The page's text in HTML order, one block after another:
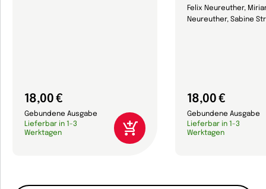
18,00 €
Gebundene Ausgabe
Lieferbar in 1-3
Werktagen
Felix Neureuther,
Neureuther, Sabine
18,00 €
Gebundene Ausgabe
Lieferbar in 1-3
Werktagen